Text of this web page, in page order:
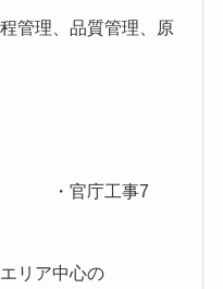
管理、品質管理、原
力】
事7
事30％
ア中心の